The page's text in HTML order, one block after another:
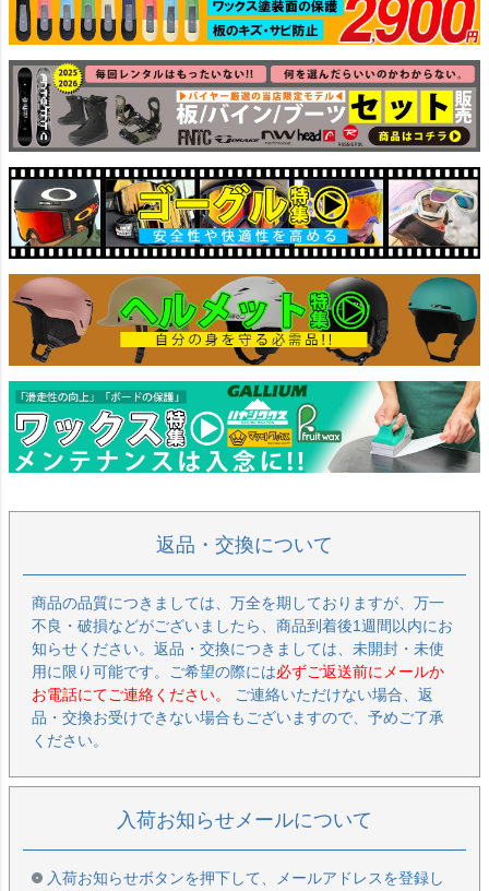
返品・交換について
商品の品質につきましては、万全を期しておりますが、万一
不良・破損などがございましたら、商品到着後1週間以内にお
知らせください。返品・交換につきましては、未開封・未使
用に限り可能です。ご希望の際には必ずご返送前にメールか
お電話にてご連絡ください。
ご連絡いただけない場合、返
品・交換お受けできない場合もございますので、予めご了承
ください。
入荷お知らせメールについて
入荷お知らせボタンを押下して、メールアドレスを登録し